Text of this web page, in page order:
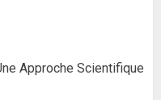
Approche Scientifique